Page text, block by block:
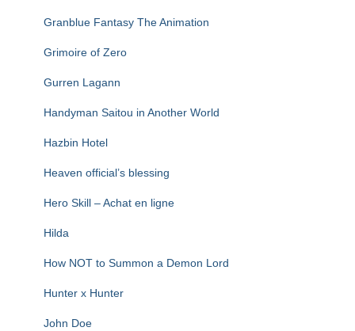
Granblue Fantasy The Animation
Grimoire of Zero
Gurren Lagann
Handyman Saitou in Another World
Hazbin Hotel
Heaven official’s blessing
Hero Skill – Achat en ligne
Hilda
How NOT to Summon a Demon Lord
Hunter x Hunter
John Doe